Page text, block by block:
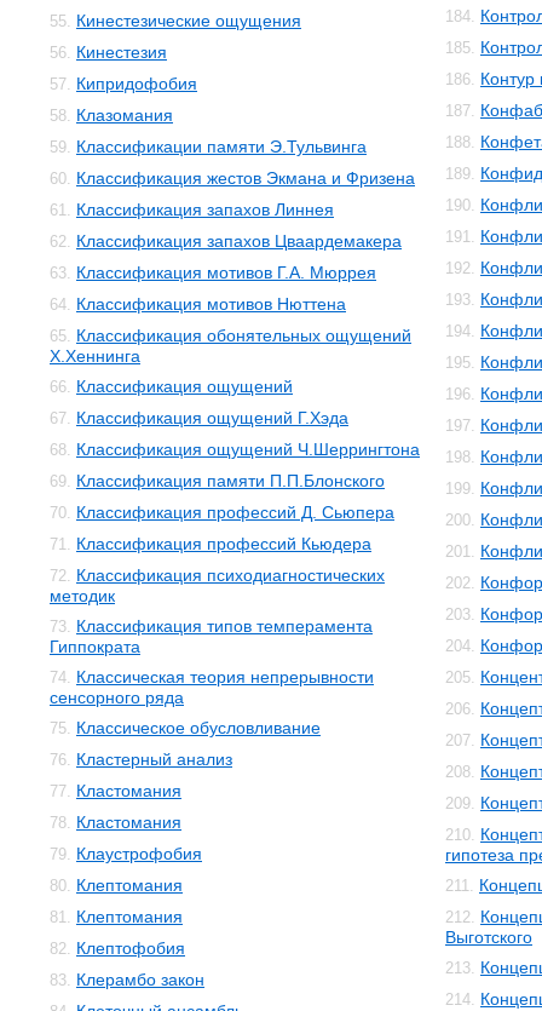
55. Кинестезические ощущения
56. Кинестезия
57. Кипридофобия
58. Клазомания
59. Классификации памяти Э.Тульвинга
60. Классификация жестов Экмана и Фризена
61. Классификация запахов Линнея
62. Классификация запахов Цваардемакера
63. Классификация мотивов Г.А. Мюррея
64. Классификация мотивов Нюттена
65. Классификация обонятельных ощущений
Х.Хеннинга
66. Классификация ощущений
67. Классификация ощущений Г.Хэда
68. Классификация ощущений Ч.Шеррингтона
69. Классификация памяти П.П.Блонского
70. Классификация профессий Д. Сьюпера
71. Классификация профессий Кьюдера
72. Классификация психодиагностических
методик
73. Классификация типов темперамента
Гиппократа
74. Классическая теория непрерывности
сенсорного ряда
75. Классическое обусловливание
76. Кластерный анализ
77. Кластомания
78. Кластомания
79. Клаустрофобия
80. Клептомания
81. Клептомания
82. Клептофобия
83. Клерамбо закон
184.
185.
186. Контур
187.
188.
189.
190.
191.
192.
193.
194.
195.
196.
197.
198.
199.
200.
201.
202.
203.
204.
205.
206.
207.
208.
209.
210.
гипотеза
211.
212.
Выготского
213.
214.